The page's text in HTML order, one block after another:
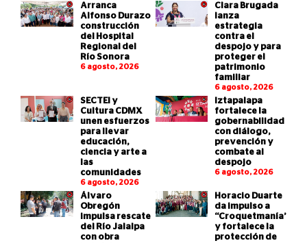
Arranca
Alfonso Durazo
construcción
del Hospital
Regional del
Río Sonora
6 agosto, 2026
Clara Brugada
lanza
estrategia
contra el
despojo y para
proteger el
patrimonio
familiar
6 agosto, 2026
SECTEI y
Cultura CDMX
unen esfuerzos
para llevar
educación,
ciencia y arte a
las
comunidades
6 agosto, 2026
Iztapalapa
fortalece la
gobernabilidad
con diálogo,
prevención y
combate al
despojo
6 agosto, 2026
Álvaro
Obregón
impulsa rescate
del Río Jalalpa
con obra
Horacio Duarte
da impulso a
“Croquetmanía”
y fortalece la
protección de